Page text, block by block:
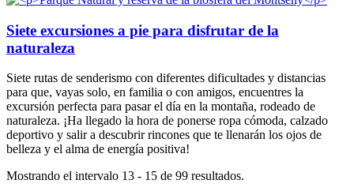
Siete excursiones a pie para disfrutar de la
naturaleza
Siete rutas de senderismo con diferentes dificultades y distancias
para que, vayas solo, en familia o con amigos, encuentres la
excursión perfecta para pasar el día en la montaña, rodeado de
naturaleza. ¡Ha llegado la hora de ponerse ropa cómoda, calzado
deportivo y salir a descubrir rincones que te llenarán los ojos de
belleza y el alma de energía positiva!
Mostrando el intervalo 13 - 15 de 99 resultados.